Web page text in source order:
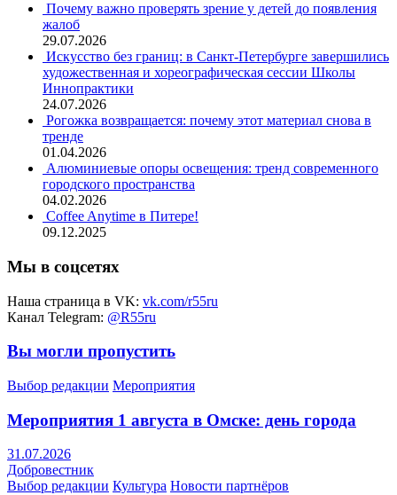
Почему важно проверять зрение у детей до появления
жалоб
29.07.2026
Искусство без границ: в Санкт-Петербурге завершились
художественная и хореографическая сессии Школы
Иннопрактики
24.07.2026
Рогожка возвращается: почему этот материал снова в
тренде
01.04.2026
Алюминиевые опоры освещения: тренд современного
городского пространства
04.02.2026
Coffee Anytime в Питере!
09.12.2025
Мы в соцсетях
Наша страница в VK: vk.com/r55ru
Канал Telegram: @R55ru
Вы могли пропустить
Выбор редакции Мероприятия
Мероприятия 1 августа в Омске: день города
31.07.2026
Добровестник
Выбор редакции Культура Новости партнёров